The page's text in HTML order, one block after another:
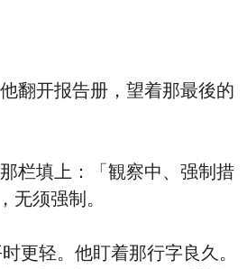
翻开报告册，望着那最後的
栏填上：「観察中、强制措
无须强制。
更轻。他盯着那行字良久。